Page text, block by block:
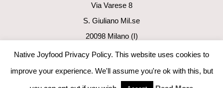
Via Varese 8
S. Giuliano Mil.se
20098 Milano (I)
p.i. 06411160960
info@nativejoyfood.com
Native Joyfood Privacy Policy. This website uses cookies to
improve your experience. We'll assume you're ok with this, but